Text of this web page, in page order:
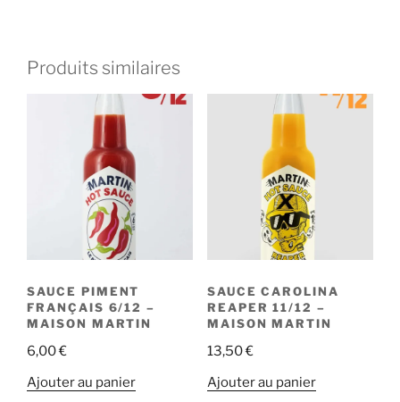
Produits similaires
SAUCE PIMENT
FRANÇAIS 6/12 –
MAISON MARTIN
6,00€
Ajouter au panier
SAUCE CAROLINA
REAPER 11/12 –
MAISON MARTIN
13,50€
Ajouter au panier